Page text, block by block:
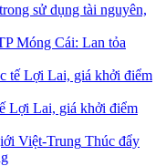
sử dụng tài nguyên,
Móng Cái: Lan tỏa
Lợi Lai, giá khởi điểm
Thúc đẩy